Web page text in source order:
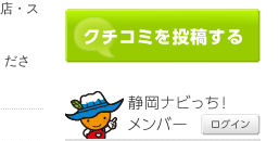
・ス
さ